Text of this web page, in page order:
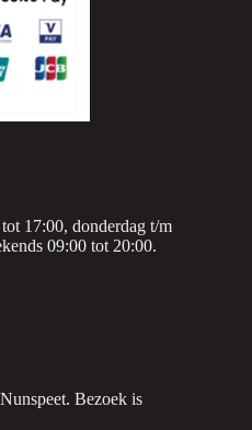
17:00, donderdag t/m
09:00 tot 20:00.
Bezoek is